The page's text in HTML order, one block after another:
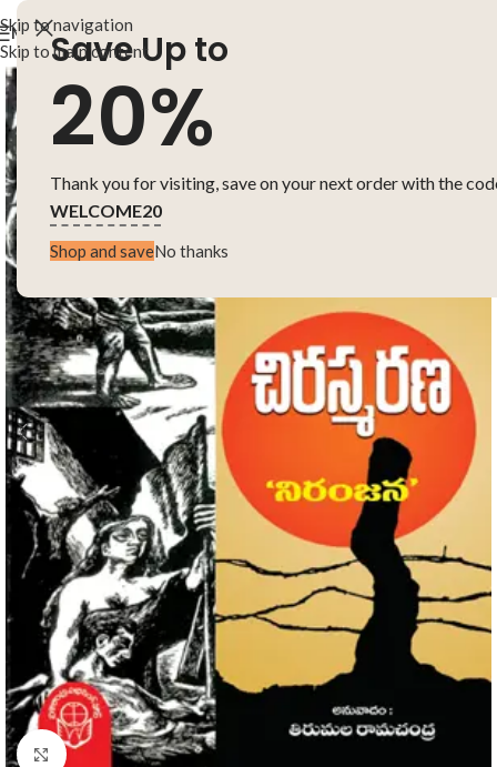
Skip to navigation
Skip to main content
Save Up to
20%
Thank you for visiting, save on your next order with the
WELCOME20
Shop and saveNo thanks
MENU
Click to enlarge